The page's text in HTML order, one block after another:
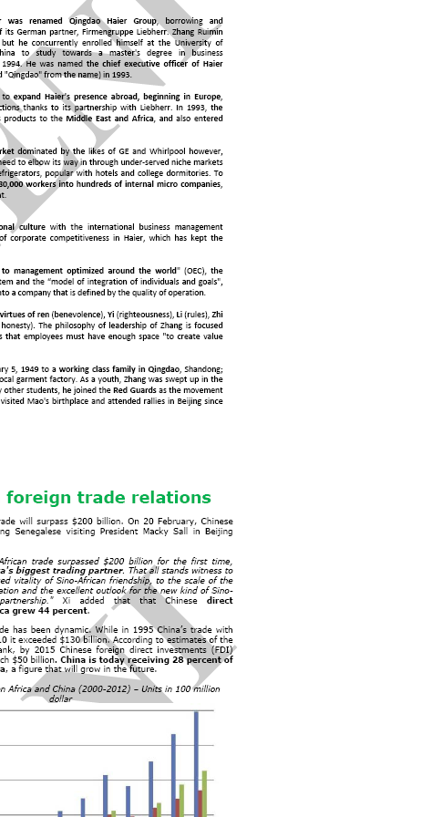
luar negeri dan bisnis di Cina
,Konfusianisme, Taoisme
Nilai Konfusian
Konghucu"
Transportasi dan pelabuhan